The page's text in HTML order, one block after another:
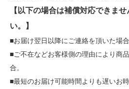
【以下の場合は補償対応できま
い。】
■お届け翌日以降にご連絡を頂いた場合
■ご不在などお客様側の理由により商
合。
■最短のお届け可能時間よりも遅いお